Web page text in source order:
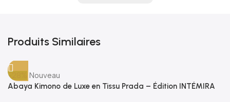
Produits Similaires
-28%
Nouveau
Abaya Kimono de Luxe en Tissu Prada – Édition INTÉMIRA